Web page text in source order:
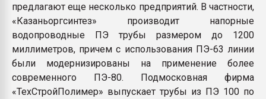
предлагают еще несколько предприятий. В частности,
«Казаньоргсинтез» производит напорные
водопроводные ПЭ трубы размером до 1200
миллиметров, причем с использования ПЭ-63 линии
были модернизированы на применение более
современного ПЭ-80. Подмосковная фирма
«ТехСтройПолимер» выпускает трубы из ПЭ 100 по